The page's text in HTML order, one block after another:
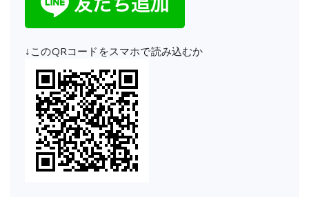
↓このQRコードをスマホで読み込むか